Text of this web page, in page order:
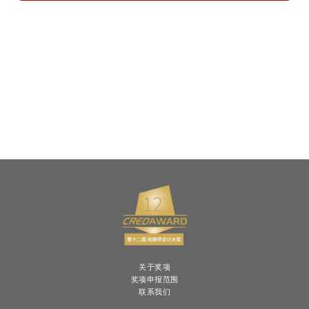
关于奖项
奖项申报范围
联系我们